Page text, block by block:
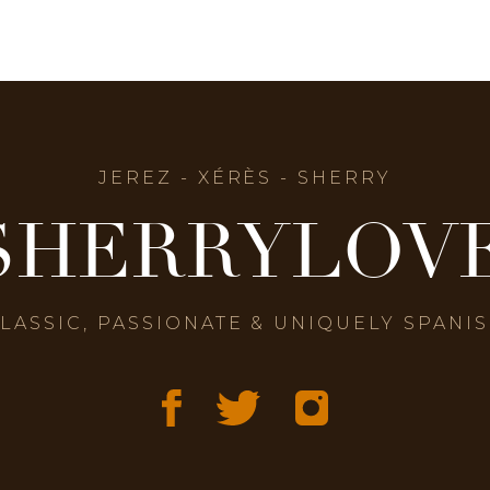
JEREZ - XÉRÈS - SHERRY
PASSIONATE & UNIQUELY